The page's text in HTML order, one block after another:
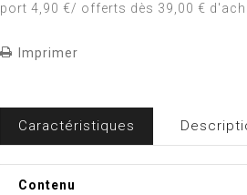
port 4,90 €/ offerts dès 39,00 €
Imprimer
Caractéristiques
Contenu